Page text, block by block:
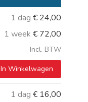
1 dag € 24,00
1 week € 72,00
Incl. BTW
In Winkelwagen
1 dag € 16,00